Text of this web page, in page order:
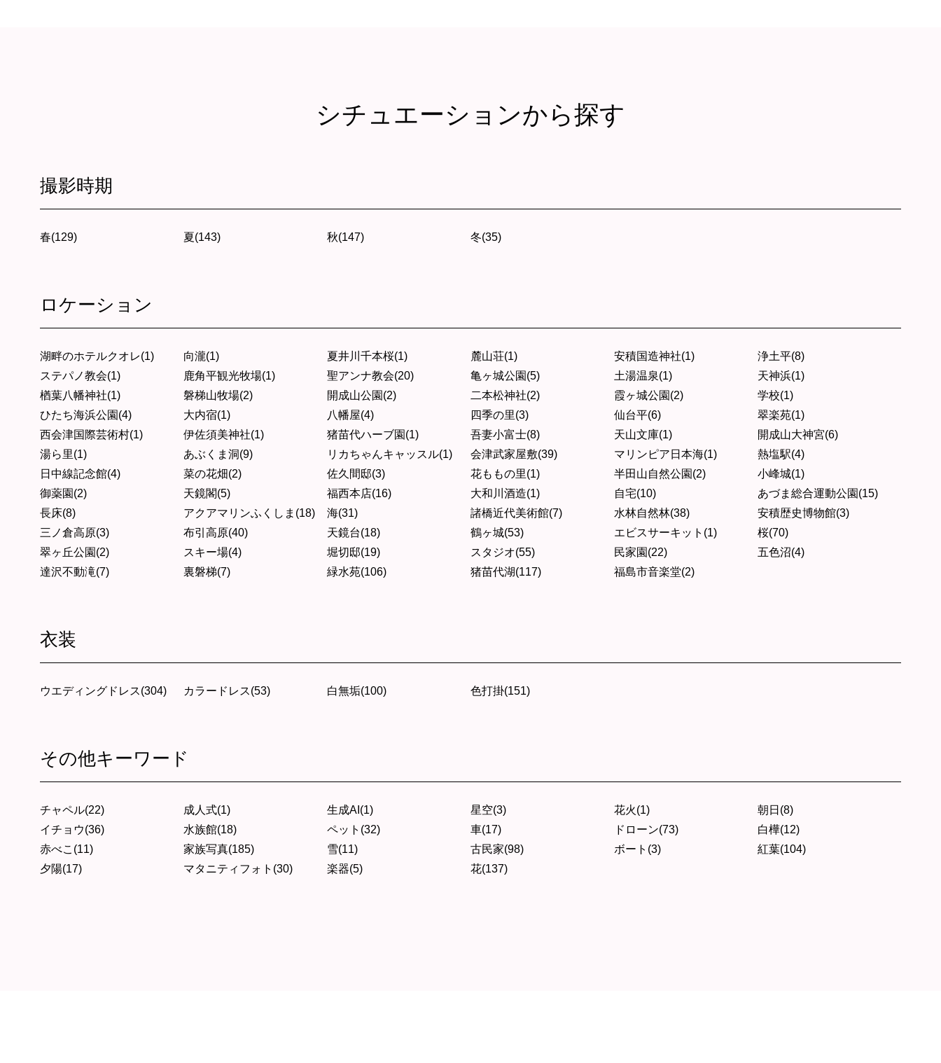
シチュエーションから探す
撮影時期
春(129) 夏(143) 秋(147) 冬(35)
ロケーション
湖畔のホテルクオレ(1) 向瀧(1) 夏井川千本桜(1) 麓山荘(1) 安積国造神社(1)
浄土平(8)
ステパノ教会(1)
鹿角平観光牧場(1) 聖アンナ教会(20) 亀ヶ城公園(5) 土湯温泉(1)
天神浜(1)
楢葉八幡神社(1)
磐梯山牧場(2) 開成山公園(2) 二本松神社(2) 霞ヶ城公園(2)
学校(1)
ひたち海浜公園(4)
大内宿(1) 八幡屋(4) 四季の里(3) 仙台平(6)
翠楽苑(1)
西会津国際芸術村(1)
伊佐須美神社(1) 猪苗代ハーブ園(1) 吾妻小富士(8) 天山文庫(1)
開成山大神宮(6)
湯ら里(1)
あぶくま洞(9) リカちゃんキャッスル(1) 会津武家屋敷(39) マリンピア日本海(1)
熱塩駅(4)
日中線記念館(4)
菜の花畑(2) 佐久間邸(3) 花ももの里(1) 半田山自然公園(2)
小峰城(1)
御薬園(2)
天鏡閣(5) 福西本店(16) 大和川酒造(1) 自宅(10)
あづま総合運動公園(15)
長床(8)
アクアマリンふくしま(18) 海(31) 諸橋近代美術館(7) 水林自然林(38)
安積歴史博物館(3)
三ノ倉高原(3)
布引高原(40) 天鏡台(18) 鶴ヶ城(53) エビスサーキット(1)
桜(70)
翠ヶ丘公園(2)
スキー場(4) 堀切邸(19) スタジオ(55) 民家園(22)
五色沼(4)
達沢不動滝(7)
裏磐梯(7) 緑水苑(106) 猪苗代湖(117) 福島市音楽堂(2)
衣装
ウエディングドレス(304) カラードレス(53) 白無垢(100) 色打掛(151)
その他キーワード
チャペル(22) 成人式(1) 生成AI(1) 星空(3) 花火(1)
朝日(8)
イチョウ(36)
水族館(18) ペット(32) 車(17) ドローン(73)
白樺(12)
赤べこ(11)
家族写真(185) 雪(11) 古民家(98) ボート(3)
紅葉(104)
夕陽(17)
マタニティフォト(30) 楽器(5) 花(137)